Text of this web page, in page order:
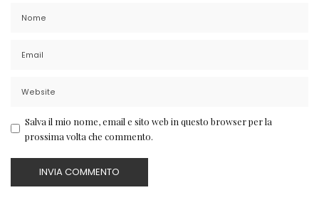
Salva il mio nome, email e sito web in questo browser per la
prossima volta che commento.